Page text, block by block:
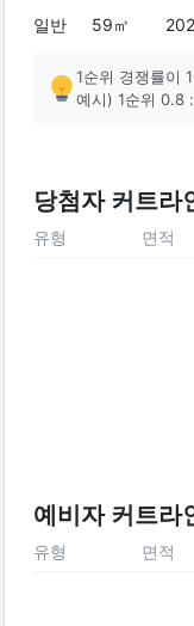
일반 59㎡
1순위 경쟁률이
예시) 1순위 0.8
당첨자 커트라
유형 면적
예비자 커트라
유형 면적